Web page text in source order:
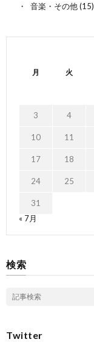
音楽・その他(15)
月 火
3 4
10 11
17 18
24 25
31
« 7月
検索
Twitter